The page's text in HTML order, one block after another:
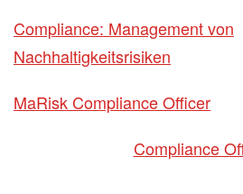
Compliance: Management von
Nachhaltigkeitsrisiken
MaRisk Compliance Officer
Compliance